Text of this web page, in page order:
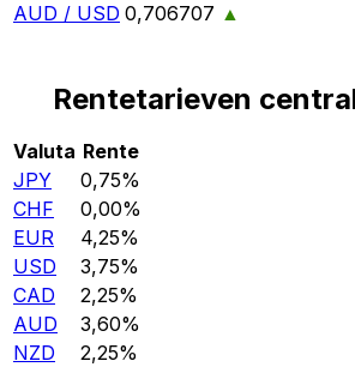
AUD / USD 0,706707 ▲
Rentetarieven
Valuta Rente
JPY
0,75%
CHF
0,00%
EUR
4,25%
USD
3,75%
CAD
2,25%
AUD
3,60%
NZD
2,25%